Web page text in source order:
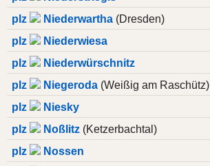
plz
Niederwartha (Dresden)
plz
Niederwiesa
plz
Niederwürschnitz
plz
Niegeroda (Weißig am Raschütz)
plz
Niesky
plz
Noßlitz (Ketzerbachtal)
plz
Nossen